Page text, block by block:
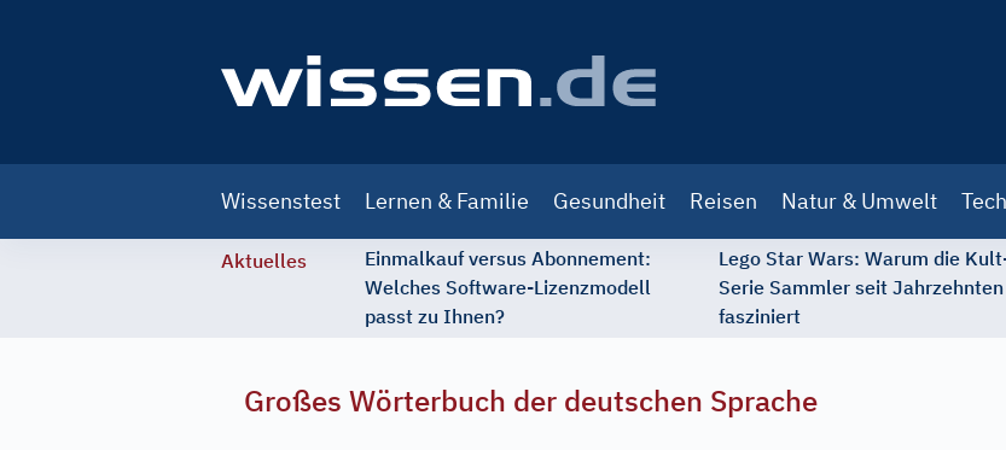
navigation
Wissenstest Lernen & Familie Gesundheit Reisen Natur & Umwelt
Aktuelles
Einmalkauf versus Abonnement:
Welches Software-Lizenzmodell
passt zu Ihnen?
Lego Star Wars: Warum die
Serie Sammler seit Jahrzehnten
fasziniert
Großes Wörterbuch der deutschen Sprache